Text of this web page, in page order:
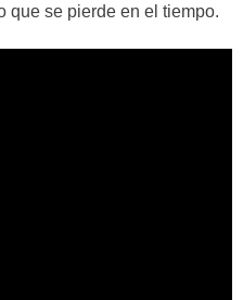
que se pierde en el tiempo.